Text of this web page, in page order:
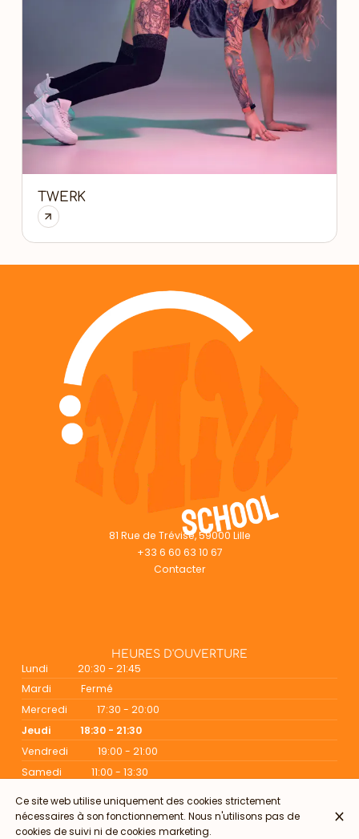
TWERK
81 Rue de Trévise, 59000 Lille
+33 6 60 63 10 67
Contacter
HEURES D'OUVERTURE
Lundi
20:30 - 21:45
Mardi
Fermé
Mercredi
17:30 - 20:00
Jeudi
18:30 - 21:30
Vendredi
19:00 - 21:00
Samedi
11:00 - 13:30
Ce site web utilise uniquement des cookies strictement
nécessaires à son fonctionnement. Nous n'utilisons pas de
cookies de suivi ni de cookies marketing.